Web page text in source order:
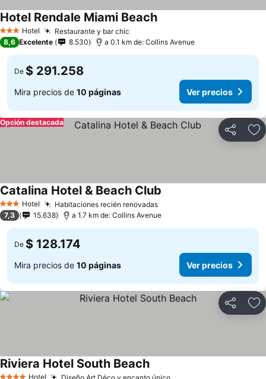
3 Estrellas
Hotel Restaurante y bar chic
Hotel Rendale Miami Beach
8,6 Excelente 8.530 a 0.1 km de: Collins Avenue
De $ 291.258
Mira precios de 10 páginas Ver precios
Compartir
Opción destacada
3 Estrellas
Hotel Habitaciones recién renovadas
Catalina Hotel & Beach Club
7,3 15.638 a 1.7 km de: Collins Avenue
De $ 128.174
Mira precios de 10 páginas Ver precios
Compartir
Hotel Diseño Art Déco y encanto único
Riviera Hotel South Beach